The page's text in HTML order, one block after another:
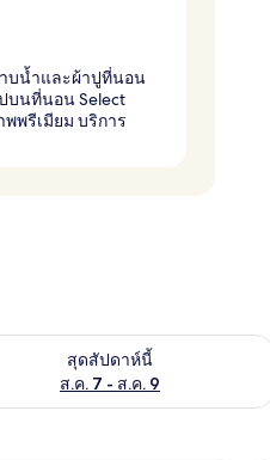
บน้ำและผ้าปูที่นอน
บนที่นอน Select
พรีเมียม บริการ
8
สุดสัปดาห์นี้
ส.ค. 7 - ส.ค. 9
บจำนวนห้องพักว่างในสุดสัปด